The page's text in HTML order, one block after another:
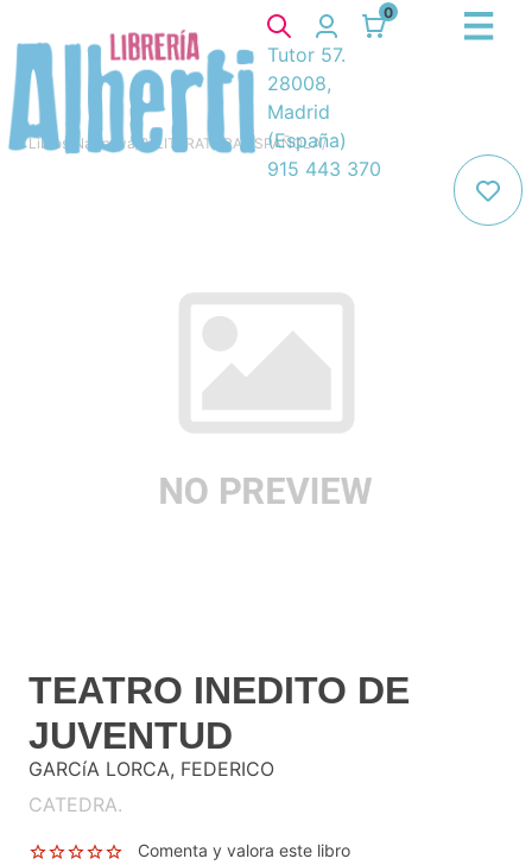
0
Tutor 57.
28008,
Madrid
(España)
915 443 370
Libros Narrativa/ 8. LITERATURA ESPAÑOLA/
TEATRO INEDITO DE
JUVENTUD
GARCíA LORCA, FEDERICO
CATEDRA.
Comenta y valora este libro